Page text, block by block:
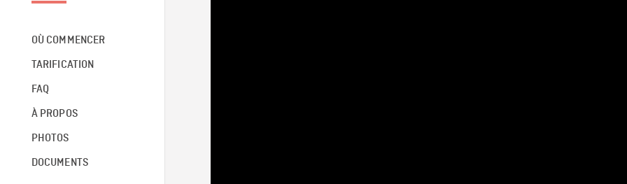
OÙ COMMENCER
TARIFICATION
FAQ
À PROPOS
PHOTOS
DOCUMENTS